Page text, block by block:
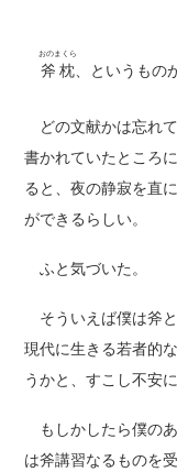
斧枕
おのまくら
、というもの
どの文献かは忘れて
書かれていたところ
ると、夜の静寂を直
ができるらしい。
ふと気づいた。
そういえば僕は斧
現代に生きる若者的
うかと、すこし不安に
もしかしたら僕の
は斧講習なるものを